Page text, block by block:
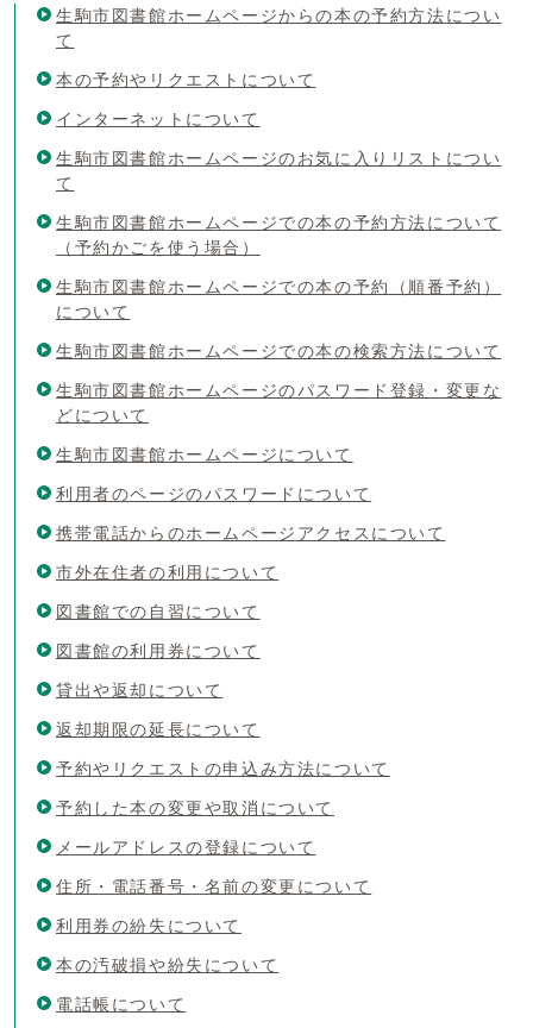
生駒市図書館ホームページからの本の予約方法につい
て
本の予約やリクエストについて
インターネットについて
生駒市図書館ホームページのお気に入りリストについ
て
生駒市図書館ホームページでの本の予約方法について
（予約かごを使う場合）
生駒市図書館ホームページでの本の予約（順番予約）
について
生駒市図書館ホームページでの本の検索方法について
生駒市図書館ホームページのパスワード登録・変更な
どについて
生駒市図書館ホームページについて
利用者のページのパスワードについて
携帯電話からのホームページアクセスについて
市外在住者の利用について
図書館での自習について
図書館の利用券について
貸出や返却について
返却期限の延長について
予約やリクエストの申込み方法について
予約した本の変更や取消について
メールアドレスの登録について
住所・電話番号・名前の変更について
利用券の紛失について
本の汚破損や紛失について
電話帳について